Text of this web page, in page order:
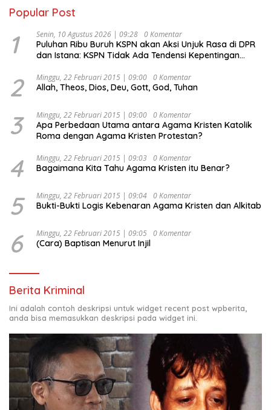
Popular Post
1 Senin, 10 Agustus 2026 | 09:28 0 Komentar
Puluhan Ribu Buruh KSPN akan Aksi Unjuk Rasa di DPR
dan Istana: KSPN Tidak Ada Tendensi Kepentingan
2 Minggu, 22 Februari 2015 | 09:00 0 Komentar
Allah, Theos, Dios, Deu, Gott, God, Tuhan
3 Minggu, 22 Februari 2015 | 09:00 0 Komentar
Apa Perbedaan Utama antara Agama Kristen Katolik
Roma dengan Agama Kristen Protestan?
4 Minggu, 22 Februari 2015 | 09:03 0 Komentar
Bagaimana Kita Tahu Agama Kristen itu Benar?
5 Minggu, 22 Februari 2015 | 09:04 0 Komentar
Bukti-Bukti Logis Kebenaran Agama Kristen dan Alkitab
6 Minggu, 22 Februari 2015 | 09:05 0 Komentar
(Cara) Baptisan Menurut Injil
Berita Kriminal
Ini adalah contoh deskripsi untuk widget recent post wpberita,
anda bisa memasukkan deskripsi pada widget ini.